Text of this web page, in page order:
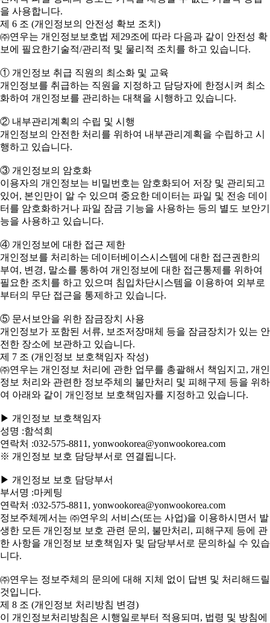
을 사용합니다.
제 6 조 (개인정보의 안전성 확보 조치)
㈜연우는 개인정보보호법 제29조에 따라 다음과 같이 안전성 확
보에 필요한기술적/관리적 및 물리적 조치를 하고 있습니다.
① 개인정보 취급 직원의 최소화 및 교육
개인정보를 취급하는 직원을 지정하고 담당자에 한정시켜 최소
화하여 개인정보를 관리하는 대책을 시행하고 있습니다.
② 내부관리계획의 수립 및 시행
개인정보의 안전한 처리를 위하여 내부관리계획을 수립하고 시
행하고 있습니다.
③ 개인정보의 암호화
이용자의 개인정보는 비밀번호는 암호화되어 저장 및 관리되고
있어, 본인만이 알 수 있으며 중요한 데이터는 파일 및 전송 데이
터를 암호화하거나 파일 잠금 기능을 사용하는 등의 별도 보안기
능을 사용하고 있습니다.
④ 개인정보에 대한 접근 제한
개인정보를 처리하는 데이터베이스시스템에 대한 접근권한의
부여, 변경, 말소를 통하여 개인정보에 대한 접근통제를 위하여
필요한 조치를 하고 있으며 침입차단시스템을 이용하여 외부로
부터의 무단 접근을 통제하고 있습니다.
⑤ 문서보안을 위한 잠금장치 사용
개인정보가 포함된 서류, 보조저장매체 등을 잠금장치가 있는 안
전한 장소에 보관하고 있습니다.
제 7 조 (개인정보 보호책임자 작성)
㈜연우는 개인정보 처리에 관한 업무를 총괄해서 책임지고, 개인
정보 처리와 관련한 정보주체의 불만처리 및 피해구제 등을 위하
여 아래와 같이 개인정보 보호책임자를 지정하고 있습니다.
▶ 개인정보 보호책임자
성명 :함석희
연락처 :032-575-8811, yonwookorea@yonwookorea.com
※ 개인정보 보호 담당부서로 연결됩니다.
▶ 개인정보 보호 담당부서
부서명 :마케팅
연락처 :032-575-8811, yonwookorea@yonwookorea.com
정보주체께서는 ㈜연우의 서비스(또는 사업)을 이용하시면서 발
생한 모든 개인정보 보호 관련 문의, 불만처리, 피해구제 등에 관
한 사항을 개인정보 보호책임자 및 담당부서로 문의하실 수 있습
니다.
㈜연우는 정보주체의 문의에 대해 지체 없이 답변 및 처리해드릴
것입니다.
제 8 조 (개인정보 처리방침 변경)
이 개인정보처리방침은 시행일로부터 적용되며, 법령 및 방침에